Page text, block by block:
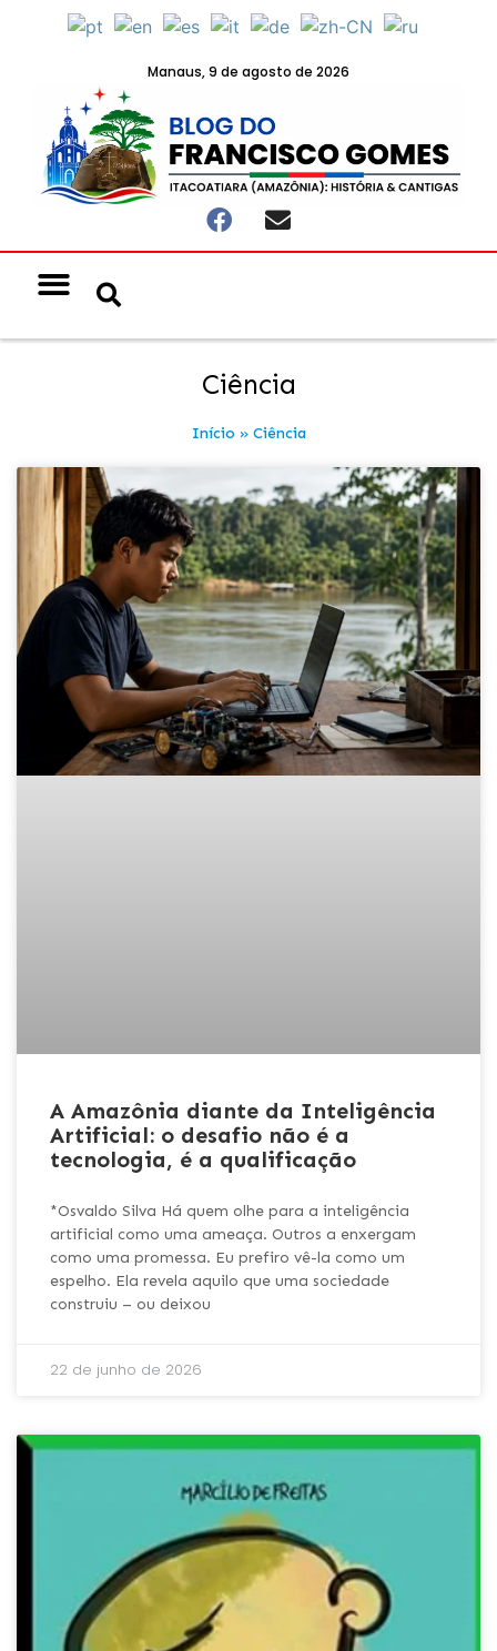
Manaus, 9 de agosto de 2026
Ciência
Início» Ciência
A Amazônia diante da Inteligência
Artificial: o desafio não é a
tecnologia, é a qualificação
*Osvaldo Silva Há quem olhe para a inteligência
artificial como uma ameaça. Outros a enxergam
como uma promessa. Eu prefiro vê-la como um
espelho. Ela revela aquilo que uma sociedade
construiu – ou deixou
22 de junho de 2026